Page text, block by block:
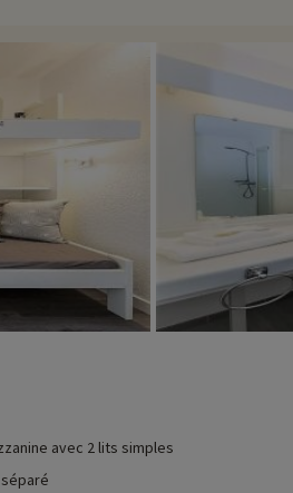
se trouve à environ 35 min !
déjà négocié des activités, elles sont
avec 2 lits simples
séparé